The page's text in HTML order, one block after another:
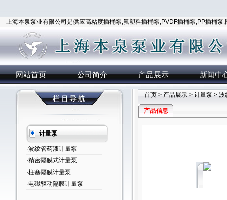
上海本泉泵业有限公司是供应高粘度插桶泵,氟塑料插桶泵,PVDF插桶泵,PP插桶泵
网站首页 公司简介 产品展示 新闻中
计量泵
·波纹管药液计量泵
·精密隔膜式计量泵
·柱塞隔膜计量泵
·电磁驱动隔膜计量泵
首页 > 产品展示 > 计量泵 > 波
产品信息